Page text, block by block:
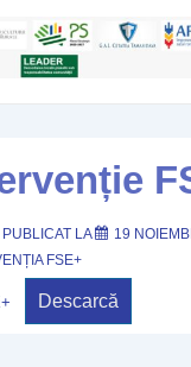
PUBLICAT LA
19
FSE+
Descarcă